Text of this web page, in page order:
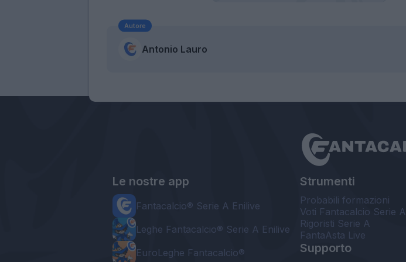
Autore
Antonio Lauro
Le nostre app
Fantacalcio® Serie A Enilive
Leghe Fantacalcio® Serie A Enilive
EuroLeghe Fantacalcio®
Strumenti
Probabili formazioni
Voti Fantacalcio Serie A
Rigoristi Serie A
FantaAsta Live
Supporto